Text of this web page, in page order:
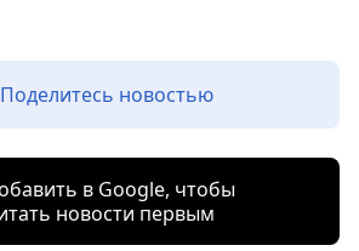
Поделитесь новостью
в Google, чтобы
новости первым